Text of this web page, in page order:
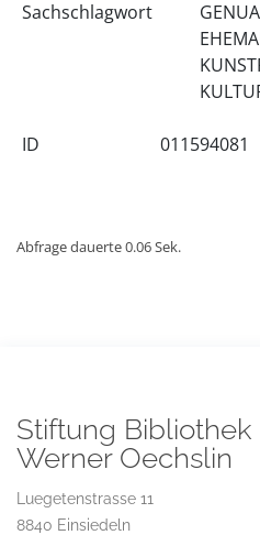
Sachschlagwort
ID 011594081
Abfrage dauerte 0.06 Sek.
Stiftung Bibliothek
Werner Oechslin
Luegetenstrasse 11
8840 Einsiedeln